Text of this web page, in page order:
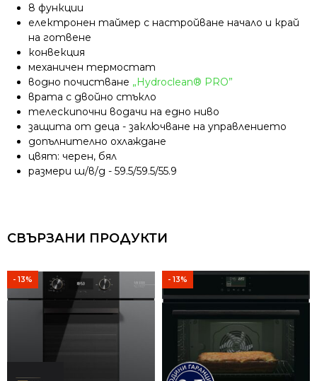
8 функции
електронен таймер с настройване начало и край
на готвене
конвекция
механичен термостат
водно почистване „Hydroclean® PRO”
врата с двойно стъкло
телескипочни водачи на едно ниво
защита от деца - заключване на управлението
допълнително охлаждане
цвят: черен, бял
размери ш/в/д - 59.5/59.5/55.9
СВЪРЗАНИ ПРОДУКТИ
- 13% - 13%